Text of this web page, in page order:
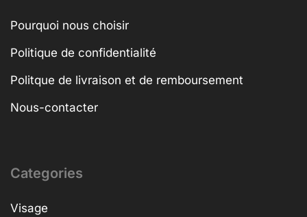
Pourquoi nous choisir
Politique de confidentialité
Politque de livraison et de remboursement
Nous-contacter
Categories
Visage